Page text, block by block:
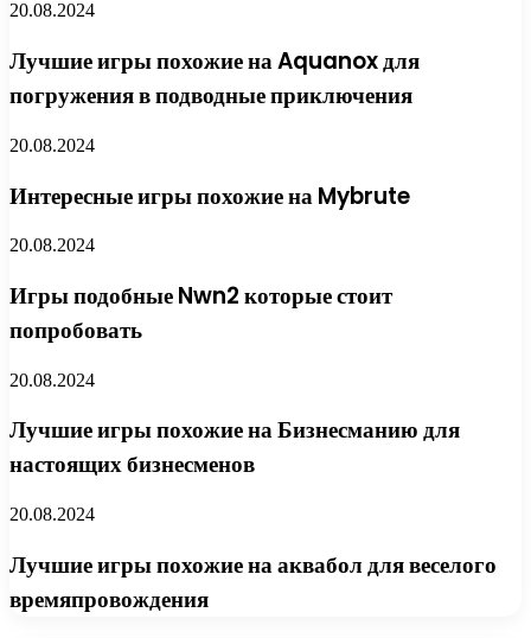
20.08.2024
Лучшие игры похожие на Aquanox для
погружения в подводные приключения
20.08.2024
Интересные игры похожие на Mybrute
20.08.2024
Игры подобные Nwn2 которые стоит
попробовать
20.08.2024
Лучшие игры похожие на Бизнесманию для
настоящих бизнесменов
20.08.2024
Лучшие игры похожие на аквабол для веселого
времяпровождения